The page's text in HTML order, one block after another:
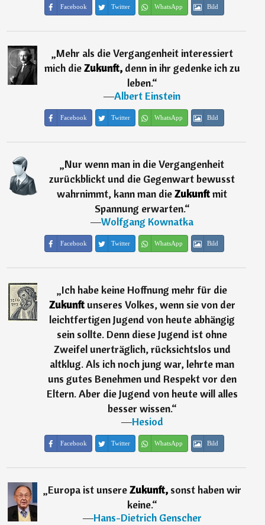
Facebook Twitter WhatsApp Bild
„Mehr als die Vergangenheit interessiert
mich dieZukunft,denn in ihr gedenke ich zu
leben.“
―Albert Einstein
Facebook Twitter WhatsApp Bild
„Nur wenn man in die Vergangenheit
zurückblickt und die Gegenwart bewusst
wahrnimmt, kann man dieZukunftmit
Spannung erwarten.“
―Wolfgang Kownatka
Facebook Twitter WhatsApp Bild
„Ich habe keine Hoffnung mehr für die
Zukunftunseres Volkes, wenn sie von der
leichtfertigen Jugend von heute abhängig
sein sollte. Denn diese Jugend ist ohne
Zweifel unerträglich, rücksichtslos und
altklug. Als ich noch jung war, lehrte man
uns gutes Benehmen und Respekt vor den
Eltern. Aber die Jugend von heute will alles
besser wissen.“
―Hesiod
Facebook Twitter WhatsApp Bild
„Europa ist unsereZukunft,sonst haben wir
keine.“
―Hans-Dietrich Genscher